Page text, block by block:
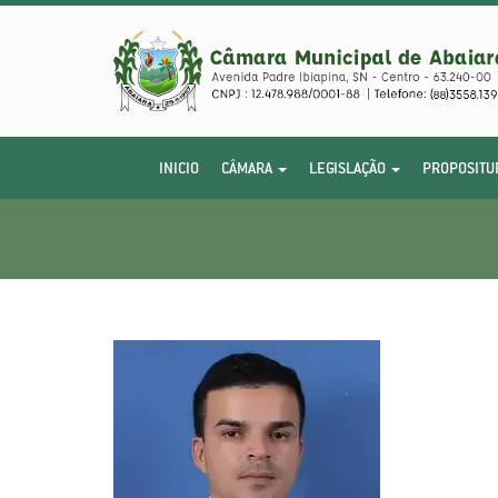
INICIO CÂMARA LEGISLAÇÃO